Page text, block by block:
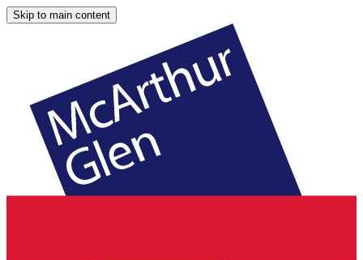
Skip to main content